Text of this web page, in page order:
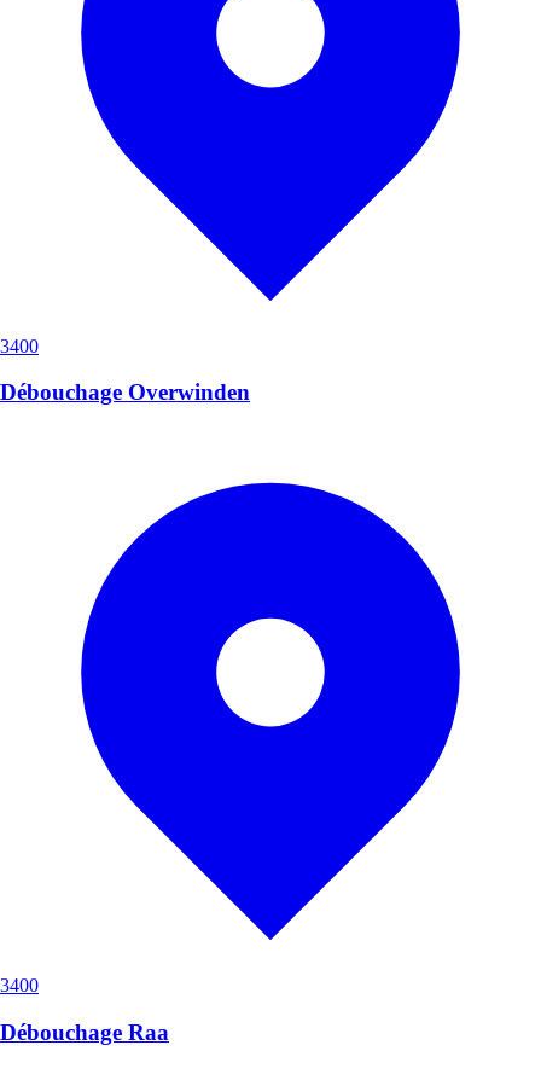
3400
Débouchage Overwinden
3400
Débouchage Raa